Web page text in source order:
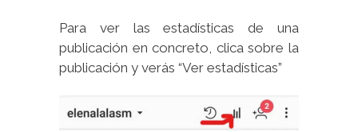
Para ver las estadísticas de una
publicación en concreto, clica sobre la
publicación y verás “Ver estadísticas”